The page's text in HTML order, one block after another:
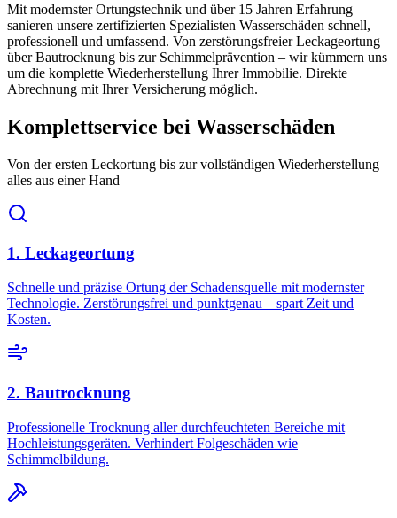
Mit modernster Ortungstechnik und über 15 Jahren Erfahrung
sanieren unsere zertifizierten Spezialisten Wasserschäden schnell,
professionell und umfassend. Von zerstörungsfreier Leckageortung
über Bautrocknung bis zur Schimmelprävention – wir kümmern uns
um die komplette Wiederherstellung Ihrer Immobilie. Direkte
Abrechnung mit Ihrer Versicherung möglich.
Komplettservice bei Wasserschäden
Von der ersten Leckortung bis zur vollständigen Wiederherstellung –
alles aus einer Hand
1. Leckageortung
Schnelle und präzise Ortung der Schadensquelle mit modernster
Technologie. Zerstörungsfrei und punktgenau – spart Zeit und
Kosten.
2. Bautrocknung
Professionelle Trocknung aller durchfeuchteten Bereiche mit
Hochleistungsgeräten. Verhindert Folgeschäden wie
Schimmelbildung.